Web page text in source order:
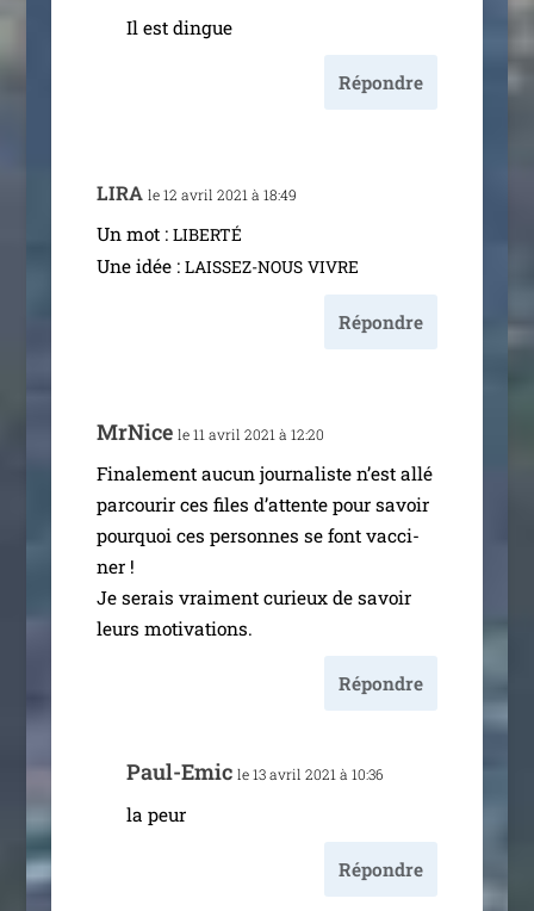
Il est dingue
Répondre
LIRA le 12 avril 2021 à 18:49
Un mot : LIBERTÉ
Une idée : LAISSEZ-NOUS VIVRE
Répondre
MrNice le 11 avril 2021 à 12:20
Finalement aucun jour­na­liste n’est allé
par­cou­rir ces files d’at­tente pour savoir
pour­quoi ces per­sonnes se font vac­ci­
ner !
Je serais vrai­ment curieux de savoir
leurs motivations.
Répondre
Paul-Emic le 13 avril 2021 à 10:36
la peur
Répondre